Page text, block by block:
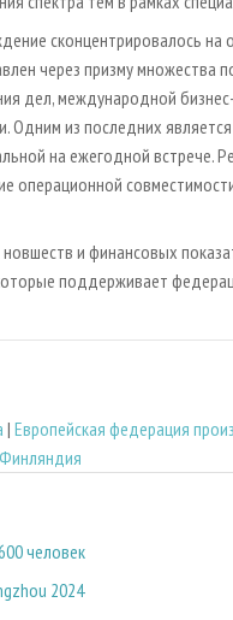
сконцентрировалось на
через призму множества
дел, международной
Одним из последних
на ежегодной встрече.
и финансовых
поддерживает
| Европейская федерация
Финляндия
человек
2024